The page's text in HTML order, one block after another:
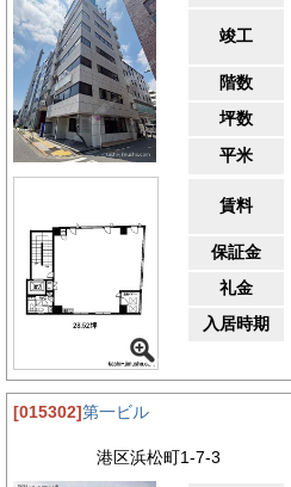
竣工
階数
坪数
平米
賃料
保証金
礼金
入居時期
[015302]第一ビル
港区浜松町1-7-3